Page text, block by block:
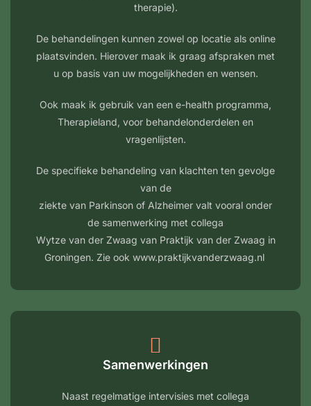
therapie).
De behandelingen kunnen zowel op locatie als online
plaatsvinden. Hierover maak ik graag afspraken met
u op basis van uw mogelijkheden en wensen.
Ook maak ik gebruik van een e-health programma,
Therapieland, voor behandelonderdelen en
vragenlijsten.
De specifieke behandeling van klachten ten gevolge
van de
ziekte van Parkinson of Alzheimer valt vooral onder
de samenwerking met collega
Wytze van der Zwaag van Praktijk van der Zwaag in
Groningen. Zie ook www.praktijkvanderzwaag.nl
Samenwerkingen
Naast regelmatige intervisies met collega